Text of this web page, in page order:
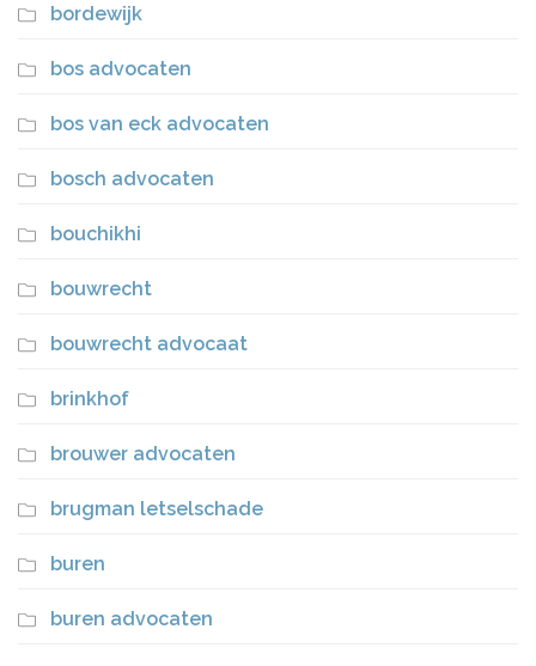
bordewijk
bos advocaten
bos van eck advocaten
bosch advocaten
bouchikhi
bouwrecht
bouwrecht advocaat
brinkhof
brouwer advocaten
brugman letselschade
buren
buren advocaten